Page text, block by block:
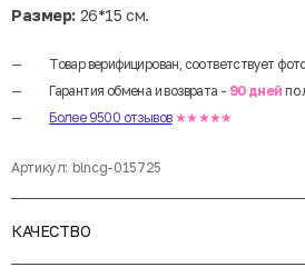
Размер: 26*15 см.
Товар верифицирован, соответствует
Гарантия обмена и возврата - 90 дней по
Более 9500 отзывов ★★★★★
Артикул: blncg-015725
КАЧЕСТВО